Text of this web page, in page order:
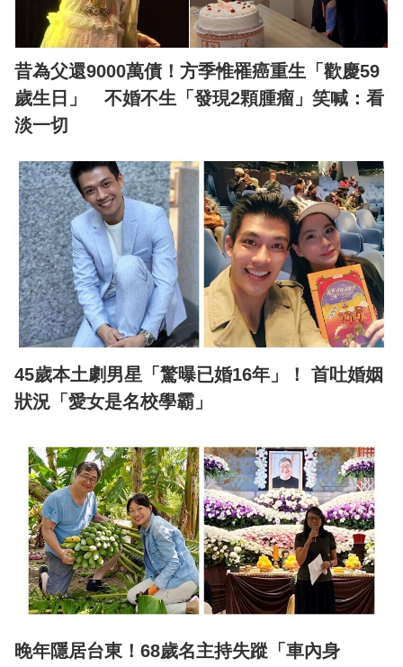
昔為父還9000萬債！方季惟罹癌重生「歡慶59
歲生日」 不婚不生「發現2顆腫瘤」笑喊：看
淡一切
45歲本土劇男星「驚曝已婚16年」！ 首吐婚姻
狀況「愛女是名校學霸」
晚年隱居台東！68歲名主持失蹤「車內身